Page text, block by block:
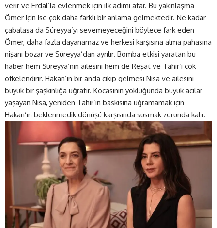
verir ve Erdal’la evlenmek için ilk adımı atar. Bu yakınlaşma
Ömer için ise çok daha farklı bir anlama gelmektedir. Ne kadar
çabalasa da Süreyya’yı sevemeyeceğini böylece fark eden
Ömer, daha fazla dayanamaz ve herkesi karşısına alma pahasına
nişanı bozar ve Süreyya’dan ayrılır. Bomba etkisi yaratan bu
haber hem Süreyya’nın ailesini hem de Reşat ve Tahir’i çok
öfkelendirir. Hakan’ın bir anda çıkıp gelmesi Nisa ve ailesini
büyük bir şaşkınlığa uğratır. Kocasının yokluğunda büyük acılar
yaşayan Nisa, yeniden Tahir’in baskısına uğramamak için
Hakan’ın beklenmedik dönüşü karşısında susmak zorunda kalır.